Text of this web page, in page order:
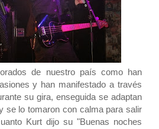
de nuestro país como han
y han manifestado a través
su gira, enseguida se adaptan
se lo tomaron con calma para salir
Kurt dijo su "Buenas noches